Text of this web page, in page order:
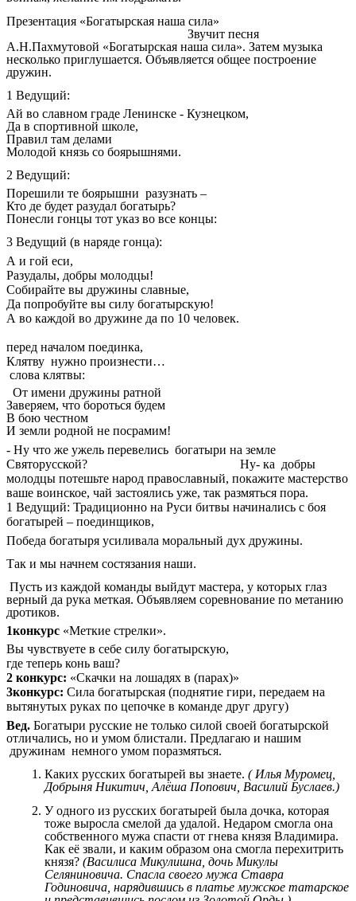
Презентация «Богатырская наша сила»
Звучит песня
А.Н.Пахмутовой «Богатырская наша сила». Затем музыка
несколько приглушается. Объявляется общее построение
дружин.
1 Ведущий:
Ай во славном граде Ленинске - Кузнецком,
Да в спортивной школе,
Правил там делами
Молодой князь со боярышнями.
2 Ведущий:
Порешили те боярышни разузнать –
Кто де будет разудал богатырь?
Понесли гонцы тот указ во все концы:
3 Ведущий (в наряде гонца):
А и гой еси,
Разудалы, добры молодцы!
Собирайте вы дружины славные,
Да попробуйте вы силу богатырскую!
А во каждой во дружине да по 10 человек.
перед началом поединка,
Клятву нужно произнести…
слова клятвы:
От имени дружины ратной
Заверяем, что бороться будем
В бою честном
И земли родной не посрамим!
- Ну что же ужель перевелись богатыри на земле
Святорусской? Ну- ка добры
молодцы потешьте народ православный, покажите мастерство
ваше воинское, чай застоялись уже, так размяться пора.
1 Ведущий: Традиционно на Руси битвы начинались с боя
богатырей – поединщиков,
Победа богатыря усиливала моральный дух дружины.
Так и мы начнем состязания наши.
Пусть из каждой команды выйдут мастера, у которых глаз
верный да рука меткая. Объявляем соревнование по метанию
дротиков.
1конкурс «Меткие стрелки».
Вы чувствуете в себе силу богатырскую,
где теперь конь ваш?
2 конкурс: «Скачки на лошадях в (парах)»
3конкурс: Сила богатырская (поднятие гири, передаем на
вытянутых руках по цепочке в команде друг другу)
Вед. Богатыри русские не только силой своей богатырской
отличались, но и умом блистали. Предлагаю и нашим
дружинам немного умом поразмяться.
Каких русских богатырей вы знаете. ( Илья Муромец,
Добрыня Никитич, Алёша Попович, Василий Буслаев.)
У одного из русских богатырей была дочка, которая
тоже выросла смелой да удалой. Недаром смогла она
собственного мужа спасти от гнева князя Владимира.
Как её звали, и каким образом она смогла перехитрить
князя? (Василиса Микулишна, дочь Микулы
Селяниновича. Спасла своего мужа Ставра
Годиновича, нарядившись в платье мужское татарское